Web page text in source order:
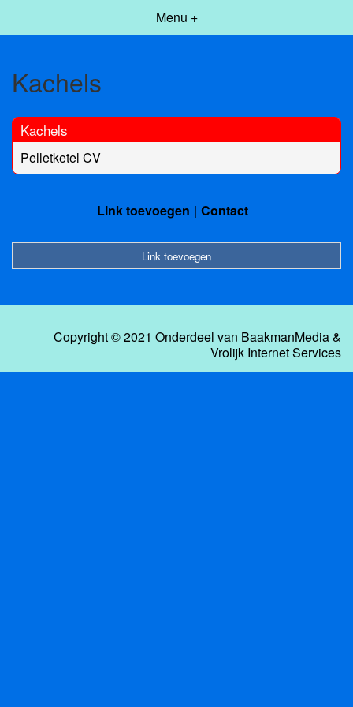
Menu +
Kachels
Kachels
Pelletketel CV
Link toevoegen Contact
Link toevoegen
Copyright © 2021 Onderdeel van BaakmanMedia&
Vrolijk Internet Services